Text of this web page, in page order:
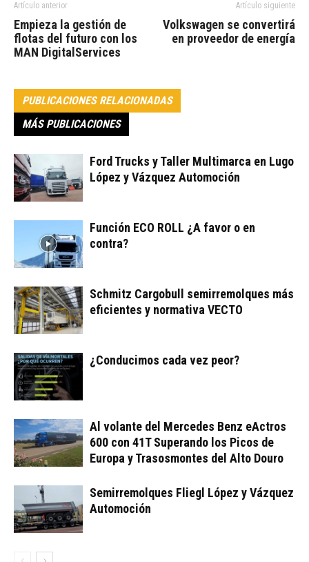
Artículo anterior
Empieza la gestión de
flotas del futuro con los
MAN DigitalServices
Artículo siguiente
Volkswagen se convertirá
en proveedor de energía
PUBLICACIONES RELACIONADAS
MÁS PUBLICACIONES
Ford Trucks y Taller Multimarca en Lugo
López y Vázquez Automoción
Función ECO ROLL ¿A favor o en
contra?
Schmitz Cargobull semirremolques más
eficientes y normativa VECTO
¿Conducimos cada vez peor?
Al volante del Mercedes Benz eActros
600 con 41T Superando los Picos de
Europa y Trasosmontes del Alto Douro
Semirremolques Fliegl López y Vázquez
Automoción